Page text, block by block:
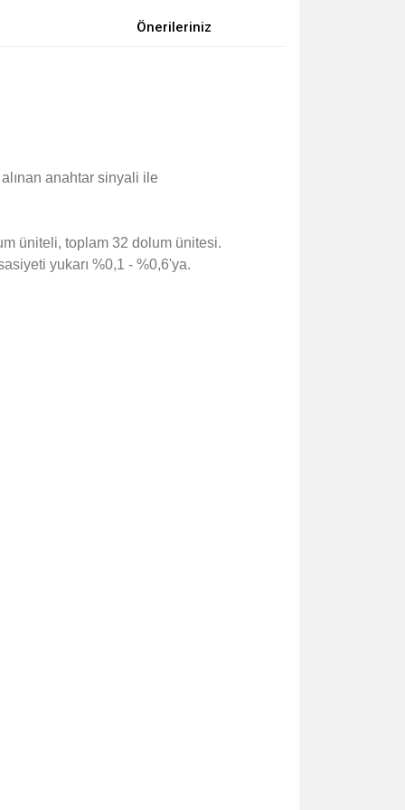
Önerileriniz
anahtar sinyali ile
üniteli, toplam 32 dolum ünitesi.
yukarı %0,1 - %0,6'ya.